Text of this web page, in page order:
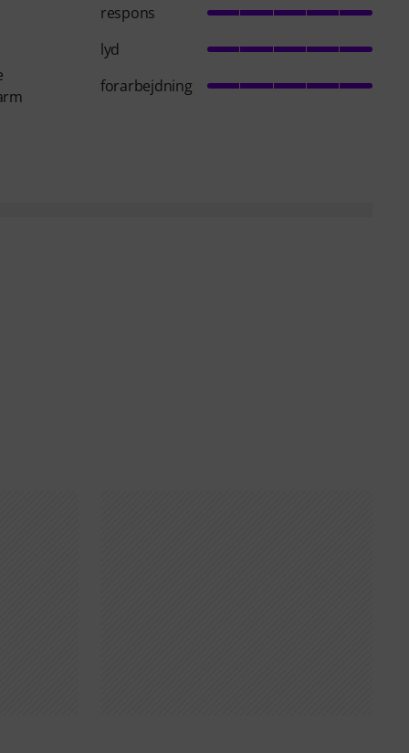
respons
lyd
forarbejdning